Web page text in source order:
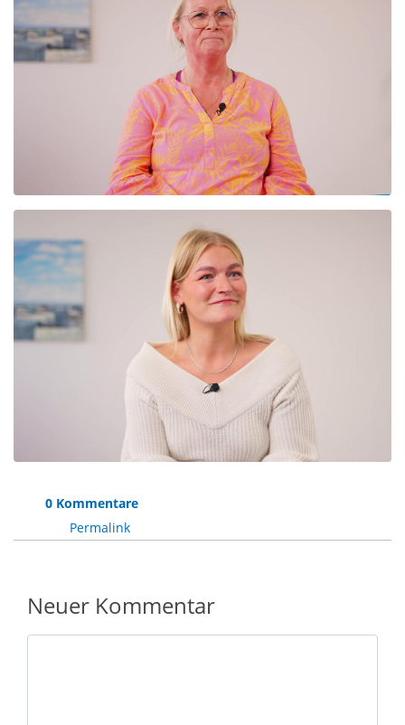
0 Kommentare
Permalink
Neuer Kommentar